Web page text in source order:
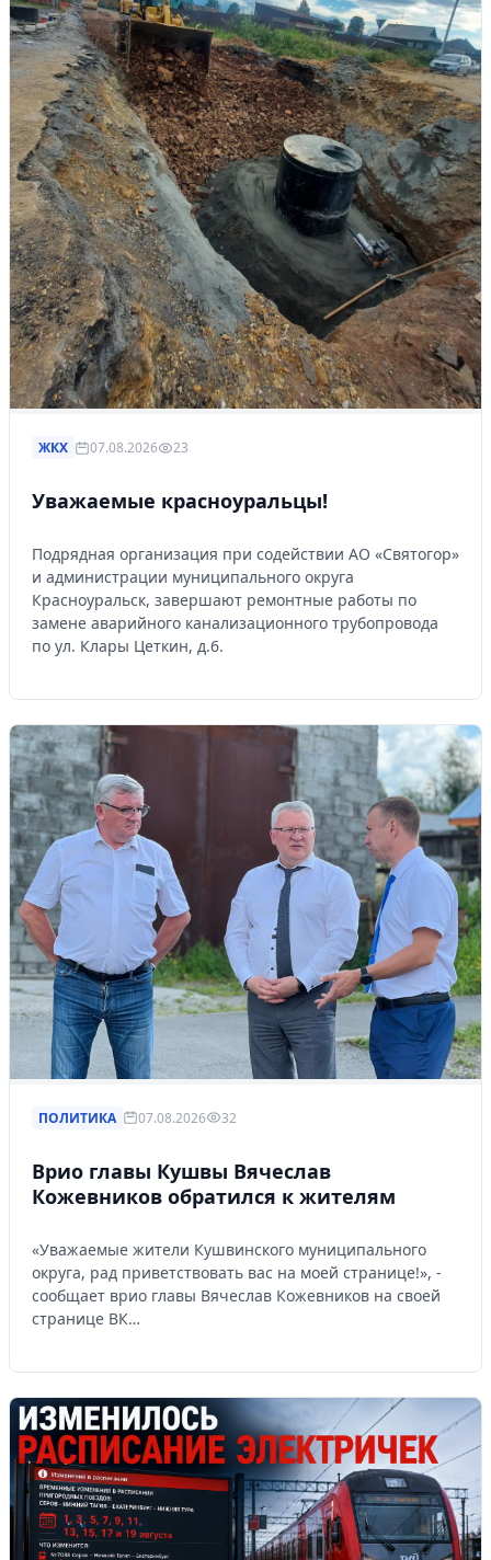
ЖКХ 07.08.2026 23
Уважаемые красноуральцы!
Подрядная организация при содействии АО «Святогор»
и администрации муниципального округа
Красноуральск, завершают ремонтные работы по
замене аварийного канализационного трубопровода
по ул. Клары Цеткин, д.6.
ПОЛИТИКА 07.08.2026 32
Врио главы Кушвы Вячеслав
Кожевников обратился к жителям
«Уважаемые жители Кушвинского муниципального
округа, рад приветствовать вас на моей странице!», -
сообщает врио главы Вячеслав Кожевников на своей
странице ВК…